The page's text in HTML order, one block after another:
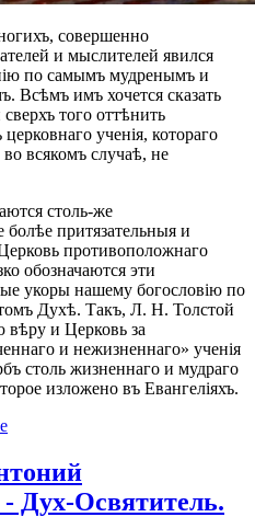
совершенно
и мыслителей явился
по самымъ мудренымъ и
Всѣмъ имъ хочется сказать
того оттѣнить
ученія, котораго
всякомъ случаѣ, не
столь-же
притязательныя и
противоположнаго
обозначаются эти
укоры нашему богословію по
Духѣ. Такъ, Л. Н. Толстой
вѣру и Церковь за
и нежизненнаго» ученія
столь жизненнаго и мудраго
изложено въ Евангеліяхъ.
Дух-Освятитель.